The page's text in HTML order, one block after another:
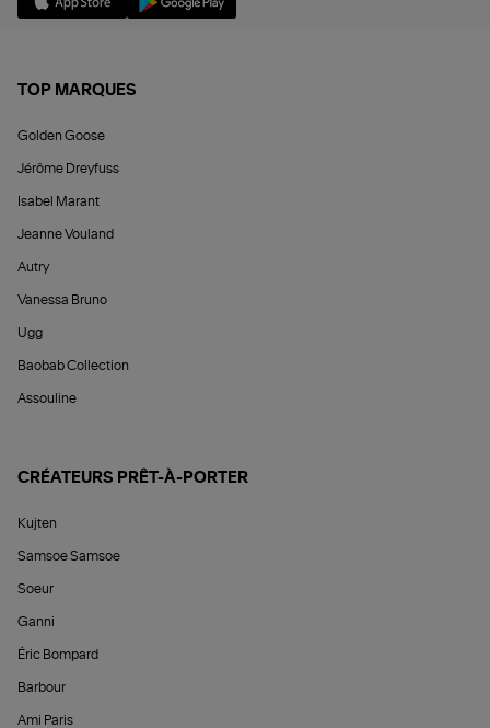
TOP MARQUES
Golden Goose
Jérôme Dreyfuss
Isabel Marant
Jeanne Vouland
Autry
Vanessa Bruno
Ugg
Baobab Collection
Assouline
CRÉATEURS PRÊT-À-PORTER
Kujten
Samsoe Samsoe
Soeur
Ganni
Éric Bompard
Barbour
Ami Paris